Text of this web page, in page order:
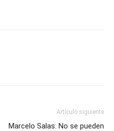
Artículo siguiente
Marcelo Salas: No se pueden